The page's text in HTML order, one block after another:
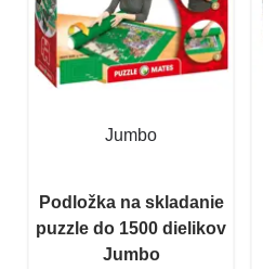
Jumbo
Podložka na skladanie
puzzle do 1500 dielikov
Jumbo